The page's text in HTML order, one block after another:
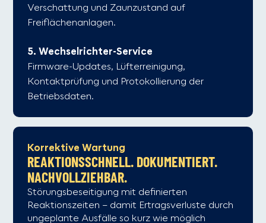
Verschattung und Zaunzustand auf
Freiflächenanlagen.
5. Wechselrichter-Service
Firmware-Updates, Lüfterreinigung,
Kontaktprüfung und Protokollierung der
Betriebsdaten.
Korrektive Wartung
REAKTIONSSCHNELL. DOKUMENTIERT.
NACHVOLLZIEHBAR.
Störungsbeseitigung mit definierten
Reaktionszeiten – damit Ertragsverluste durch
ungeplante Ausfälle so kurz wie möglich